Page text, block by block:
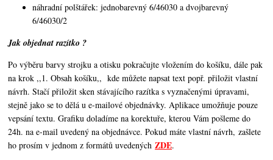
náhradní polštářek: jednobarevný 6/46030 a dvojbarevný
6/46030/2
Jak objednat razítko ?
Po výběru barvy strojku a otisku pokračujte vložením do košíku, dále pak
na krok ,,1. Obsah košíku,, kde můžete napsat text popř. přiložit vlastní
návrh. Stačí přiložit sken stávajícího razítka s vyznačenými úpravami,
stejně jako se to dělá u e-mailové objednávky. Aplikace umožňuje pouze
vepsání textu. Grafiku doladíme na korektuře, kterou Vám pošleme do
24h. na e-mail uvedený na objednávce. Pokud máte vlastní návrh, zašlete
ho prosím v jednom z formátů uvedenýchZDE.